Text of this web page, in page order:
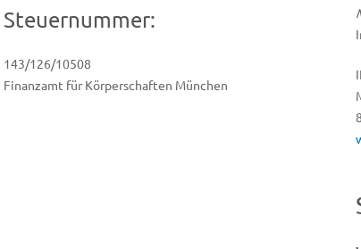
Steuernummer:
143/126/10508
Finanzamt für Körperschaften München